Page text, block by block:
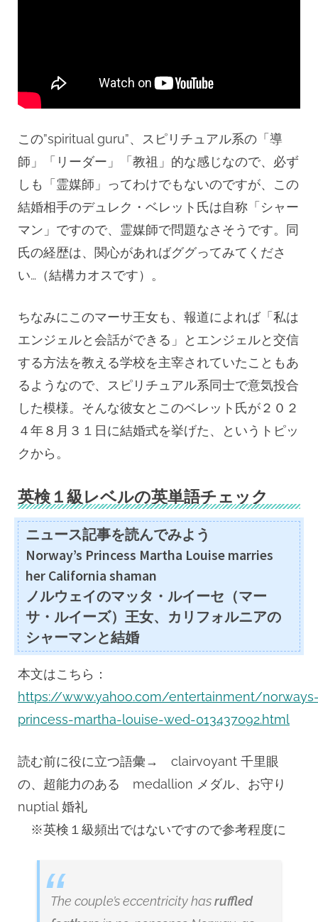
この”spiritual guru”、スピリチュアル系の「導
師」「リーダー」「教祖」的な感じなので、必ず
しも「霊媒師」ってわけでもないのですが、この
結婚相手のデュレク・ベレット氏は自称「シャー
マン」ですので、霊媒師で問題なさそうです。同
氏の経歴は、関心があればググってみてくださ
い…（結構カオスです）。
ちなみにこのマーサ王女も、報道によれば「私は
エンジェルと会話ができる」とエンジェルと交信
する方法を教える学校を主宰されていたこともあ
るようなので、スピリチュアル系同士で意気投合
した模様。そんな彼女とこのベレット氏が２０２
４年８月３１日に結婚式を挙げた、というトピッ
クから。
英検１級レベルの英単語チェック
ニュース記事を読んでみよう
Norway’s Princess Martha Louise marries
her California shaman
ノルウェイのマッタ・ルイーセ（マー
サ・ルイーズ）王女、カリフォルニアの
シャーマンと結婚
本文はこちら：
https://www.yahoo.com/entertainment/
princess-martha-louise-wed-013437092.html
読む前に役に立つ語彙→ clairvoyant 千里眼
の、超能力のある medallion メダル、お守り
nuptial 婚礼
※英検１級頻出ではないですので参考程度に
The couple’s eccentricity hasruffled